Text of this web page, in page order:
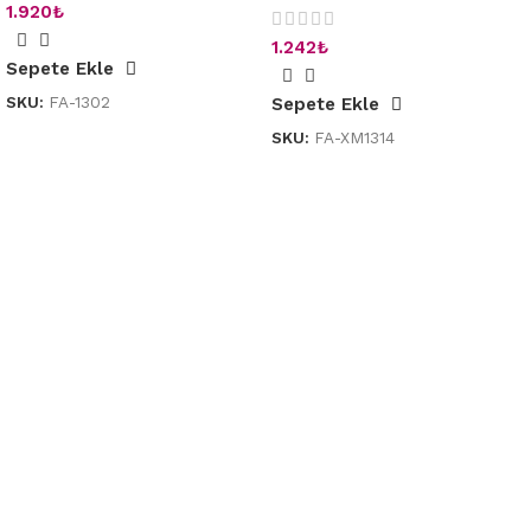
1.920₺
Sepete Ekle
SKU: FA-1302
1.242₺
Sepete Ekle
SKU: FA-XM1314